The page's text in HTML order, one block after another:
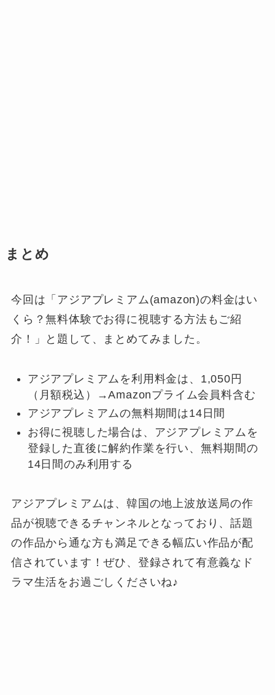
まとめ
今回は「アジアプレミアム(amazon)の料金はい
くら？無料体験でお得に視聴する方法もご紹
介！」と題して、まとめてみました。
アジアプレミアムを利用料金は、1,050円
（月額税込）→Amazonプライム会員料含む
アジアプレミアムの無料期間は14日間
お得に視聴した場合は、アジアプレミアムを
登録した直後に解約作業を行い、無料期間の
14日間のみ利用する
アジアプレミアムは、韓国の地上波放送局の作
品が視聴できるチャンネルとなっており、話題
の作品から通な方も満足できる幅広い作品が配
信されています！ぜひ、登録されて有意義なド
ラマ生活をお過ごしくださいね♪